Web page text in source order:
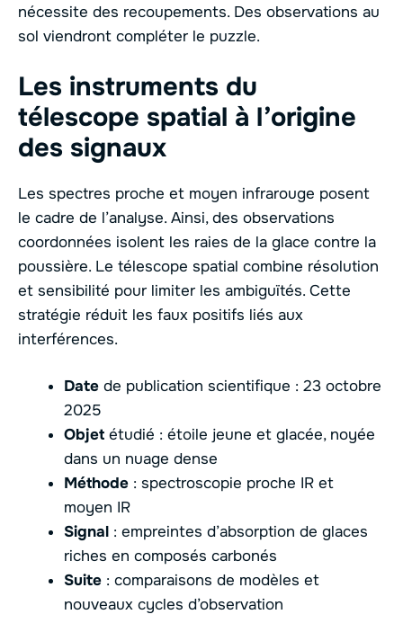
nécessite des recoupements. Des observations au
sol viendront compléter le puzzle.
Les instruments du
télescope spatial à l’origine
des signaux
Les spectres proche et moyen infrarouge posent
le cadre de l’analyse. Ainsi, des observations
coordonnées isolent les raies de la glace contre la
poussière. Le télescope spatial combine résolution
et sensibilité pour limiter les ambiguïtés. Cette
stratégie réduit les faux positifs liés aux
interférences.
Date de publication scientifique : 23 octobre
2025
Objet étudié : étoile jeune et glacée, noyée
dans un nuage dense
Méthode : spectroscopie proche IR et
moyen IR
Signal : empreintes d’absorption de glaces
riches en composés carbonés
Suite : comparaisons de modèles et
nouveaux cycles d’observation